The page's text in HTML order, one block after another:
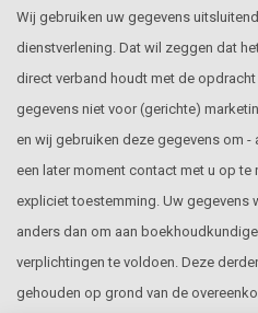
Wij gebruiken uw gegevens
dienstverlening. Dat wil zeggen dat
direct verband houdt met de
gegevens niet voor (gerichte)
en wij gebruiken deze gegevens om
een later moment contact met u op te
expliciet toestemming. Uw gegevens
anders dan om aan
verplichtingen te voldoen. Deze
gehouden op grond van de